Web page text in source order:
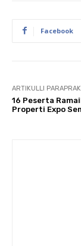
Facebook
ARTIKULLI PARAPRAK
16 Peserta
Properti Expo